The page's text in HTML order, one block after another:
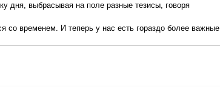
дня, выбрасывая на поле разные тезисы, говоря
со временем. И теперь у нас есть гораздо более важные